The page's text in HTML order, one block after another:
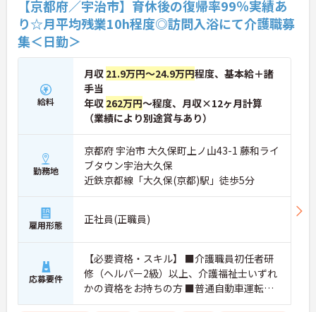
【京都府／宇治市】育休後の復帰率99％実績あ
り☆月平均残業10h程度◎訪問入浴にて介護職募
集＜日勤＞
給料
月収 21.9万円～24.9万円程度、基本給＋諸
手当
年収 262万円～程度、月収×12ヶ月計算
（業績により別途賞与あり）
勤務地
京都府 宇治市 大久保町上ノ山43-1 藤和ライ
ブタウン宇治大久保
近鉄京都線「大久保(京都)駅」徒歩5分
雇用形態 正社員(正職員)
応募要件
【必要資格・スキル】 ■介護職員初任者研
修（ヘルパー2級）以上、介護福祉士いずれ
かの資格をお持ちの方 ■普通自動車運転免
許（AT限定可）